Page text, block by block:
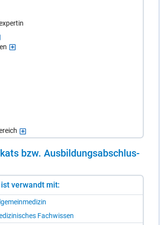
bzw. Aus­bil­dungs­ab­schlus­
ist verwandt mit:
Fachwissen